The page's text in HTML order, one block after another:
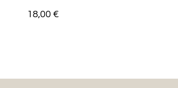
18,00 €